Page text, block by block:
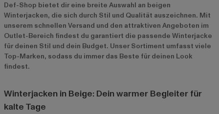
Def-Shop bietet dir eine breite Auswahl an beigen
Winterjacken, die sich durch Stil und Qualität auszeichnen. Mit
unserem schnellen Versand und den attraktiven Angeboten im
Outlet-Bereich findest du garantiert die passende Winterjacke
für deinen Stil und dein Budget. Unser Sortiment umfasst viele
Top-Marken, sodass du immer das Beste für deinen Look
findest.
Winterjacken in Beige: Dein warmer Begleiter für
kalte Tage